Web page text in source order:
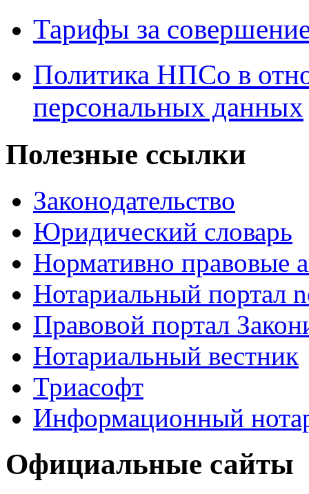
Тарифы за
Политика НПСо в
персональных данных
Полезные ссылки
Законодательство
Юридический словарь
Нормативно правовые
Нотариальный портал
Правовой портал
Нотариальный вестник
Триасофт
Информационный
Официальные сайты